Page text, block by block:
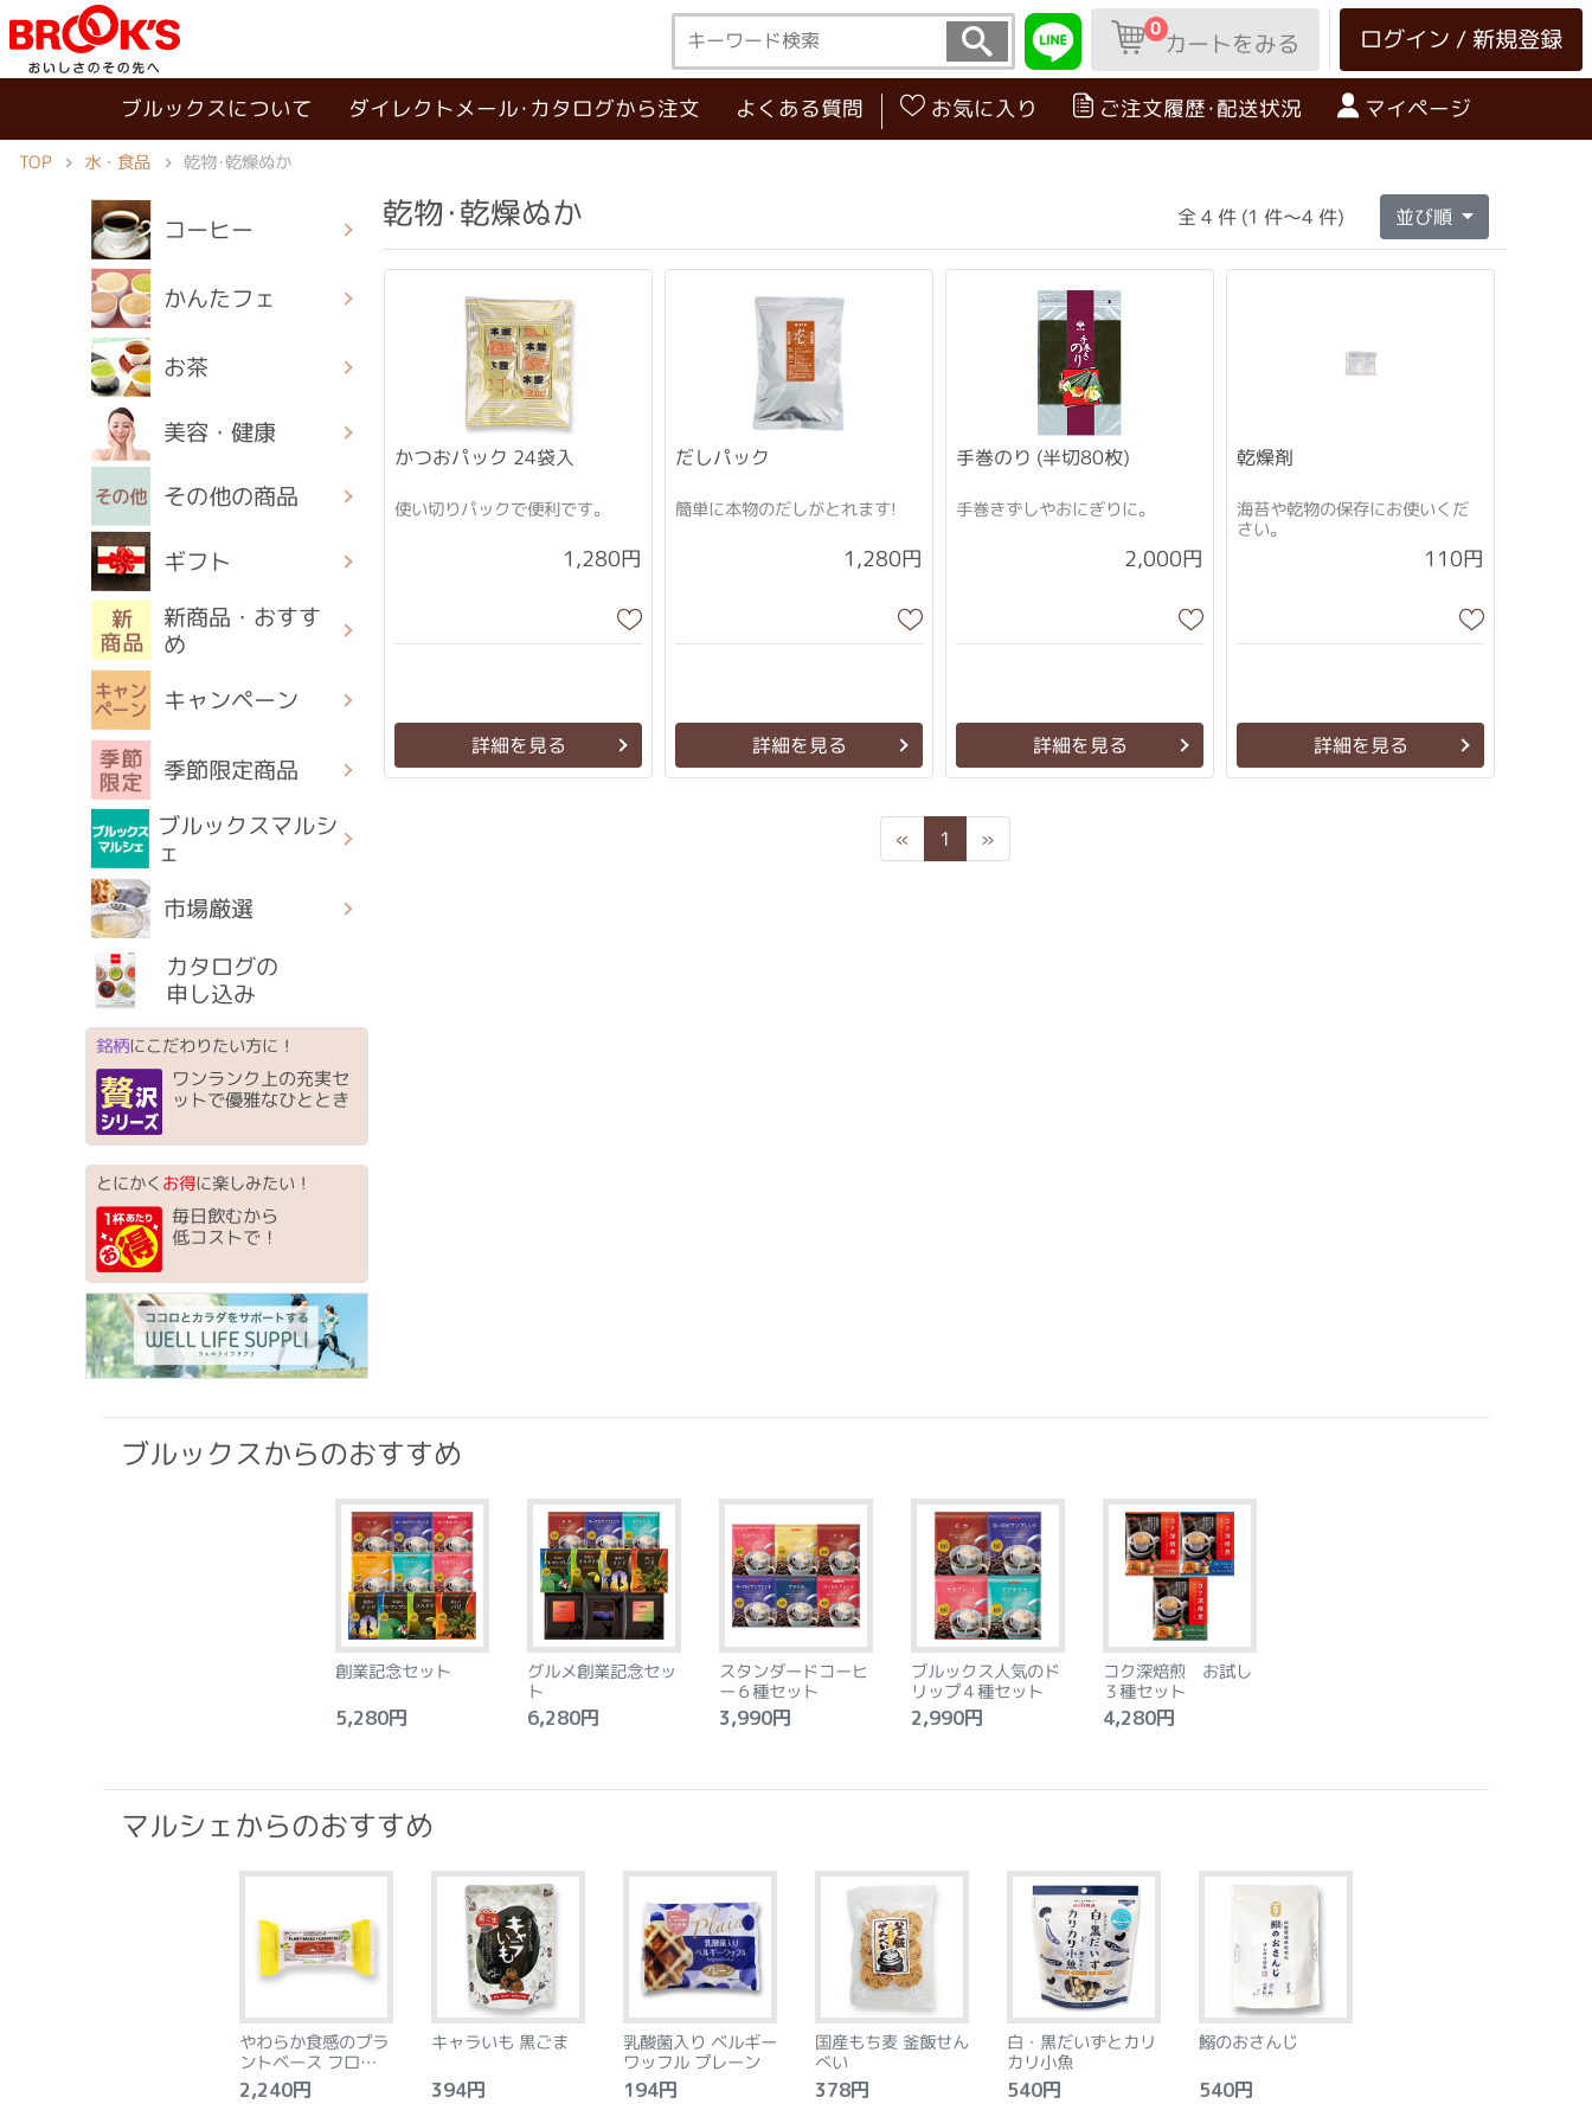
ログイン / 新規登録
0カートをみる
ブルックスについて ダイレクトメール･カタログから注文 よくある質問 お気に入り ご注文履歴･配送状況 マイページ
TOP 水・食品 乾物･乾燥ぬか
コーヒー
かんたフェ
お茶
美容・健康
その他の商品
ギフト
新商品・おすす
め
キャンペーン
季節限定商品
ブルックスマルシ
ェ
市場厳選
カタログの
申し込み
銘柄にこだわりたい方に！
ワンランク上の充実セ
ットで優雅なひととき
とにかく お得に楽しみたい！
毎日飲むから
低コストで！
乾物･乾燥ぬか 全 4 件 (1 件～4 件) 並び順
かつおパック 24袋入
使い切りパックで便利です。
1,280円
詳細を見る
だしパック
簡単に本物のだしがとれます!
1,280円
詳細を見る
手巻のり (半切80枚)
手巻きずしやおにぎりに。
2,000円
詳細を見る
乾燥剤
海苔や乾物の保存にお使いくだ
さい。
110円
詳細を見る
« Previous
1 »Next
ブルックスからのおすすめ
創業記念セット
5,280円
グルメ創業記念セッ
ト
6,280円
スタンダードコーヒ
ー６種セット
3,990円
ブルックス人気のド
リップ４種セット
2,990円
コク深焙煎 お試し
３種セット
4,280円
マルシェからのおすすめ
やわらか食感のプラ
ントベース フロラン
タン アーモンド&レ
モン 8個
2,240円
キャラいも 黒ごま
394円
乳酸菌入り ベルギー
ワッフル プレーン
194円
国産もち麦 釜飯せん
べい
378円
白・黒だいずとカリ
カリ小魚
540円
鰯のおさんじ
540円